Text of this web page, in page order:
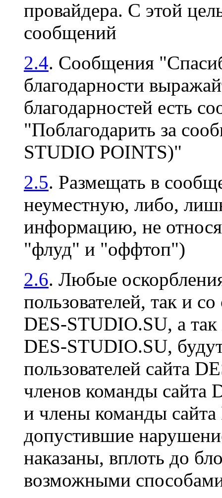
провайдера. С этой
сообщений
2.4. Сообщения
благодарности
благодарностей есть
"Поблагодарить за
STUDIO POINTS)"
2.5. Размещать в
неуместную, либо,
информацию, не
"флуд" и "оффтоп")
2.6. Любые
пользователей, так и
DES-STUDIO.SU, а
DES-STUDIO.SU,
пользователей сайта
членов команды сайта
и члены команды
допустившие
наказаны, вплоть до
возможными